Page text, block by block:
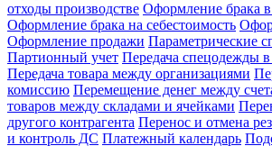
отходы производстве Оформление брака
Оформление брака на себестоимость
Оформление продажи Параметрические
Партионный учет Передача спецодежды
Передача товара между организациями
комиссию Перемещение денег между
товаров между складами и ячейками
другого контрагента Перенос и отмена
и контроль ДС Платежный календарь